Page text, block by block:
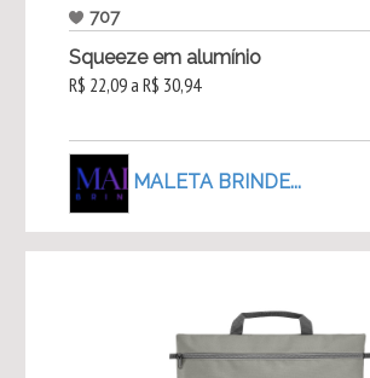
707
Squeeze em alumínio
R$ 22,09 a R$ 30,94
MALETA BRINDE...